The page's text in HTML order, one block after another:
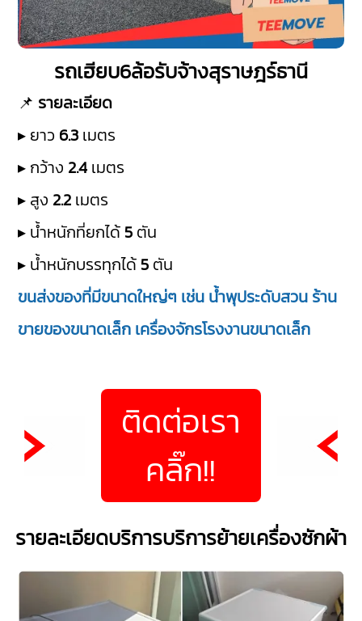
รถเฮียบ6ล้อรับจ้างสุราษฎร์ธานี
📌 รายละเอียด
▸ ยาว 6.3 เมตร
▸ กว้าง 2.4 เมตร
▸ สูง 2.2 เมตร
▸ น้ำหนักที่ยกได้ 5 ตัน
▸ น้ำหนักบรรทุกได้ 5 ตัน
ขนส่งของที่มีขนาดใหญ่ๆ เช่น น้ำพุประดับสวน ร้าน
ขายของขนาดเล็ก เครื่องจักรโรงงานขนาดเล็ก
ติดต่อเรา
คลิ๊ก!!
รายละเอียดบริการบริการย้ายเครื่องซักผ้า